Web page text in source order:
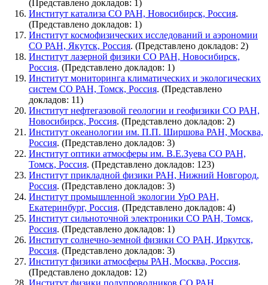
(Представлено докладов: 1)
Институт катализа СО РАН, Новосибирск, Россия.
(Представлено докладов: 1)
Институт космофизических исследований и аэрономии
СО РАН, Якутск, Россия. (Представлено докладов: 2)
Институт лазерной физики CО РАН, Новосибирск,
Россия. (Представлено докладов: 1)
Институт мониторинга климатических и экологических
систем СО РАН, Томск, Россия. (Представлено
докладов: 11)
Институт нефтегазовой геологии и геофизики СО РАН,
Новосибирск, Россия. (Представлено докладов: 2)
Институт океанологии им. П.П. Ширшова РАН, Москва,
Россия. (Представлено докладов: 3)
Институт оптики атмосферы им. В.Е.Зуева СО РАН,
Томск, Россия. (Представлено докладов: 123)
Институт прикладной физики РАН, Нижний Новгород,
Россия. (Представлено докладов: 3)
Институт промышленной экологии УрО РАН,
Екатеринбург, Россия. (Представлено докладов: 4)
Институт сильноточной электроники СО РАН, Томск,
Россия. (Представлено докладов: 1)
Институт солнечно-земной физики СО РАН, Иркутск,
Россия. (Представлено докладов: 3)
Институт физики атмосферы РАН, Москва, Россия.
(Представлено докладов: 12)